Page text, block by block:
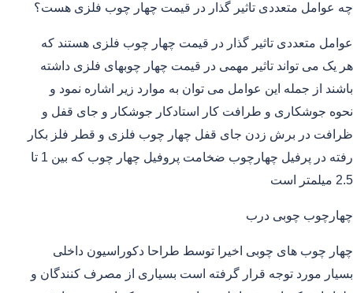
چه عوامل متعددی تاثیر گذار در قیمت چهار چوب فلزی هست؟
عوامل متعددی تاثیر گذار در قیمت چهار چوب فلزی هستند که
هر یک می تواند تاثیر مهمی در قیمت چهار چوبهای فلزی داشته
باشند از جمله این عوامل می توان به موارد زیر اشاره نمود و
نحوه جوشکاری و طرافت کار استادکار جوشکار و جای قفل و
ظرافت در برش زدن جای قفل چهار چوب فلزی و قطر فلز بکار
رفته در پرفیل چهارچوب ضخامت پروفیل چهار چوب که بین 1 تا
2.5 میلمتر است
چهارچوب چوبی درب
چهار چوب های چوبی اخیرا توسط طراحا دکوراسیون داخلی
بسیار مورد توجه قرار گرفته است بسیاری از مصرف کنندگان و